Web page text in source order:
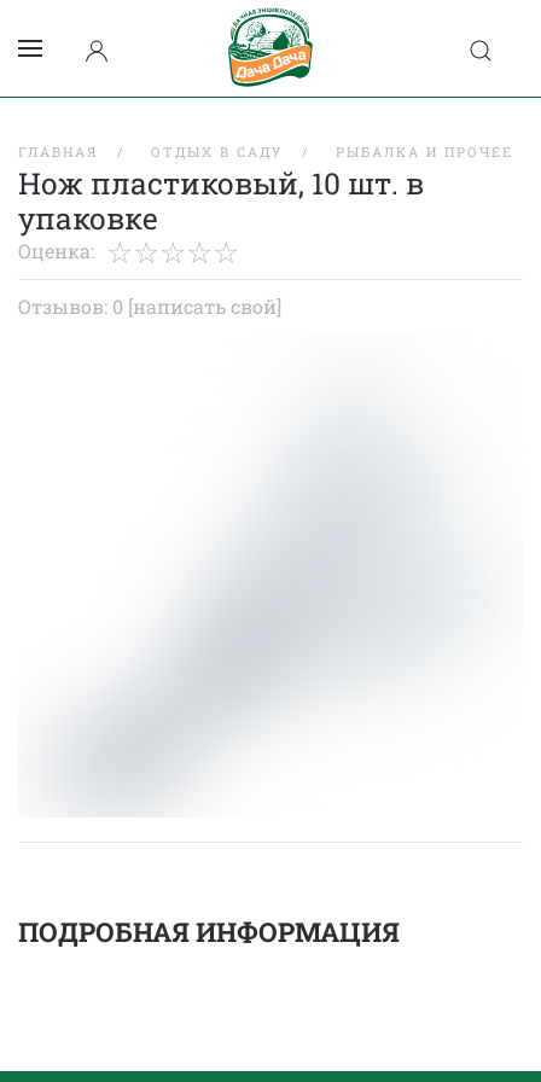
ГЛАВНАЯ ОТДЫХ В САДУ РЫБАЛКА И ПРОЧЕЕ
Нож пластиковый, 10 шт. в
упаковке
Оценка:
Отзывов: 0 [написать свой]
ПОДРОБНАЯ ИНФОРМАЦИЯ